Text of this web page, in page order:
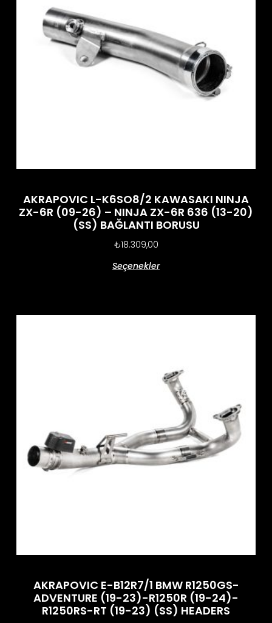
AKRAPOVIC L-K6SO8/2 KAWASAKI NINJA
ZX-6R (09-26) – NINJA ZX-6R 636 (13-20)
(SS) BAĞLANTI BORUSU
₺18.309,00
Seçenekler
AKRAPOVIC E-B12R7/1 BMW R1250GS-
ADVENTURE (19-23)-R1250R (19-24)-
R1250RS-RT (19-23) (SS) HEADERS